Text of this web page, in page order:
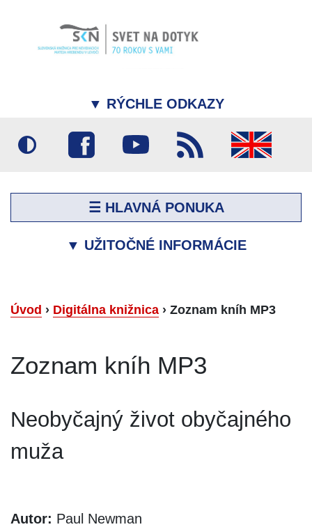
▼ RÝCHLE ODKAZY
☰ HLAVNÁ PONUKA
▼ UŽITOČNÉ INFORMÁCIE
Úvod › Digitálna knižnica › Zoznam kníh MP3
Zoznam kníh MP3
Neobyčajný život obyčajného
muža
Autor: Paul Newman